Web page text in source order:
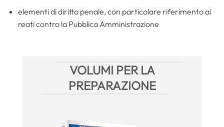
elementi di diritto penale, con particolare riferimento ai
reati contro la Pubblica Amministrazione
VOLUMI PER LA
PREPARAZIONE